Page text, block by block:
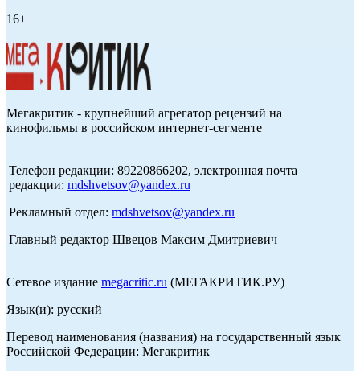
16+
Мегакритик - крупнейший агрегатор рецензий на
кинофильмы в российском интернет-сегменте
Телефон редакции: 89220866202, электронная почта
редакции: mdshvetsov@yandex.ru
Рекламный отдел: mdshvetsov@yandex.ru
Главный редактор Швецов Максим Дмитриевич
Сетевое издание megacritic.ru (МЕГАКРИТИК.РУ)
Язык(и): русский
Перевод наименования (названия) на государственный язык
Российской Федерации: Мегакритик